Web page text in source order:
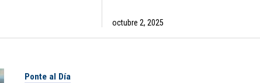
octubre 2, 2025
Ponte al Día